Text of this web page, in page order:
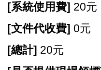
[系統使用費] 20元
[文件代收費] 0元
[總計] 20元